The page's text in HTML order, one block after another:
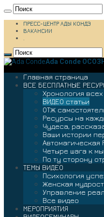
ПРЕСС-ЦЕНТР АДЫ КОНДЭ
ВАКАНСИИ
.
Ada Conde
Главная страница
ВСЕ БЕСПЛАТНЫЕ
Хронология
ВИДЕО статьи
ОТЖ
Ресурсы на
Чудеса,
Ваши истории
Автомагическая
Четыре шага к
По ту сторону
ТЕМЫ ВИДЕО
Психология
Женская
Управление
Все видео
МЕРОПРИЯТИЯ